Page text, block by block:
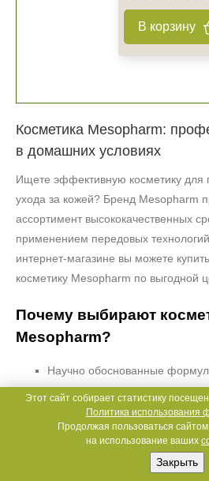
В корзину
Косметика Mesopharm:
в домашних условиях
Ищете эффективную косметику для
ухода за кожей? Бренд Mesopharm
ассортимент высококачественных
применением передовых
интернет‑магазине вы можете
косметику Mesopharm по выгодной
Почему выбирают
Mesopharm?
Научно обоснованные
создан на основе доказанных
исследований.
Высокоэффективные
составе средств
Этот сайт собирает статистику
Политика использования
Продолжая пользоваться
на использование ваших
Закрыть